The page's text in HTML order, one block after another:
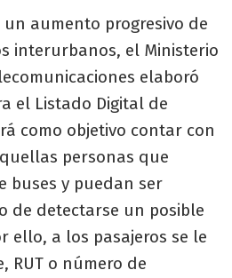
un aumento progresivo de
interurbanos, el Ministerio
elaboró
el Listado Digital de
como objetivo contar con
personas que
buses y puedan ser
de detectarse un posible
ello, a los pasajeros se le
RUT o número de